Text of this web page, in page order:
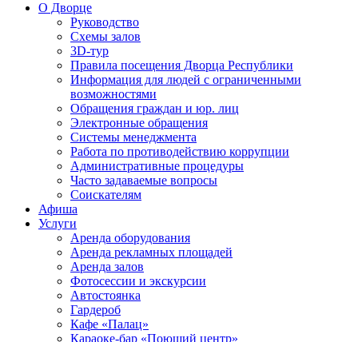
О Дворце
Руководство
Схемы залов
3D-тур
Правила посещения Дворца Республики
Информация для людей с ограниченными
возможностями
Обращения граждан и юр. лиц
Электронные обращения
Системы менеджмента
Работа по противодействию коррупции
Административные процедуры
Часто задаваемые вопросы
Соискателям
Афиша
Услуги
Аренда оборудования
Аренда рекламных площадей
Аренда залов
Фотосессии и экскурсии
Автостоянка
Гардероб
Кафе «Палац»
Караоке-бар «Поющий центр»